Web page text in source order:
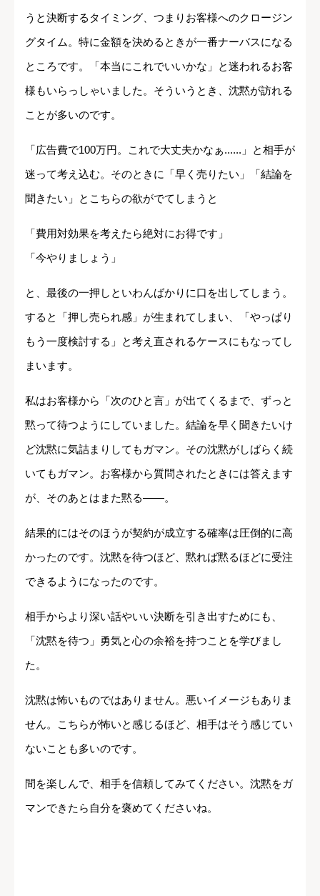
うと決断するタイミング、つまりお客様へのクロージン
グタイム。特に金額を決めるときが一番ナーバスになる
ところです。「本当にこれでいいかな」と迷われるお客
様もいらっしゃいました。そういうとき、沈黙が訪れる
ことが多いのです。
「広告費で100万円。これで大丈夫かなぁ......」と相手が
迷って考え込む。そのときに「早く売りたい」「結論を
聞きたい」とこちらの欲がでてしまうと
「費用対効果を考えたら絶対にお得です」
「今やりましょう」
と、最後の一押しといわんばかりに口を出してしまう。
すると「押し売られ感」が生まれてしまい、「やっぱり
もう一度検討する」と考え直されるケースにもなってし
まいます。
私はお客様から「次のひと言」が出てくるまで、ずっと
黙って待つようにしていました。結論を早く聞きたいけ
ど沈黙に気詰まりしてもガマン。その沈黙がしばらく続
いてもガマン。お客様から質問されたときには答えます
が、そのあとはまた黙る――。
結果的にはそのほうが契約が成立する確率は圧倒的に高
かったのです。沈黙を待つほど、黙れば黙るほどに受注
できるようになったのです。
相手からより深い話やいい決断を引き出すためにも、
「沈黙を待つ」勇気と心の余裕を持つことを学びまし
た。
沈黙は怖いものではありません。悪いイメージもありま
せん。こちらが怖いと感じるほど、相手はそう感じてい
ないことも多いのです。
間を楽しんで、相手を信頼してみてください。沈黙をガ
マンできたら自分を褒めてくださいね。